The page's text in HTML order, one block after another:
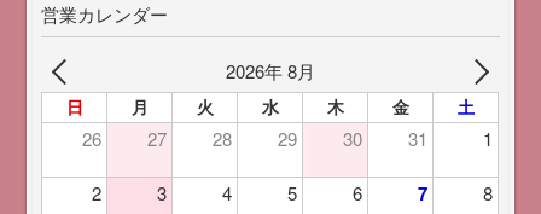
営業カレンダー
2026年 8月
日 月 火 水 木 金 土
26 27 28 29 30 31 1
2 3 4 5 6 7 8